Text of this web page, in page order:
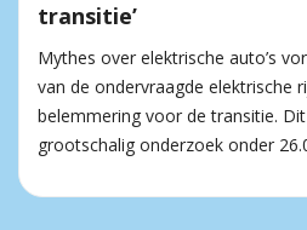
transitie’
Mythes over elektrische auto’s
van de ondervraagde elektrische
belemmering voor de transitie.
grootschalig onderzoek onder